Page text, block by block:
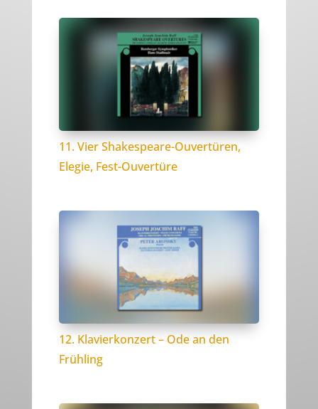
11. Vier Shakespeare-Ouvertüren,
Elegie, Fest-Ouvertüre
12. Klavierkonzert – Ode an den
Frühling